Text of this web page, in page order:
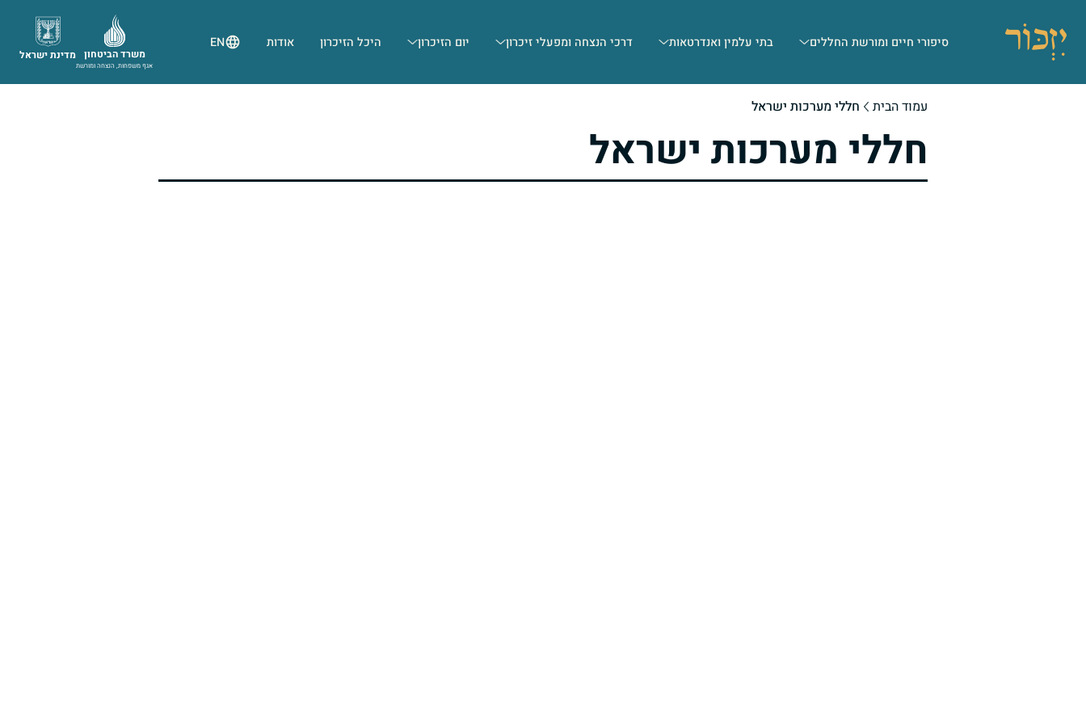
סיפורי חיים ומורשת החללים בתי עלמין ואנדרטאות דרכי הנצחה ומפעלי זיכרון יום הזיכרון היכל הזיכרון אודות EN
מדינת ישראל משרד הביטחון
אגף משפחות, הנצחה ומורשת
עמוד הבית חללי מערכות ישראל
חללי מערכות ישראל